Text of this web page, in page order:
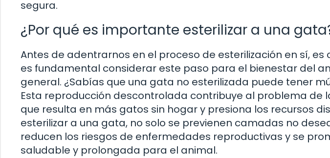
segura.
¿Por qué es importante esterilizar a una
Antes de adentrarnos en el proceso de esterilización en sí,
es fundamental considerar este paso para el bienestar del
general. ¿Sabías que una gata no esterilizada puede tener
Esta reproducción descontrolada contribuye al problema de
que resulta en más gatos sin hogar y presiona los recursos
esterilizar a una gata, no solo se previenen camadas no
reducen los riesgos de enfermedades reproductivas y se
saludable y prolongada para el animal.